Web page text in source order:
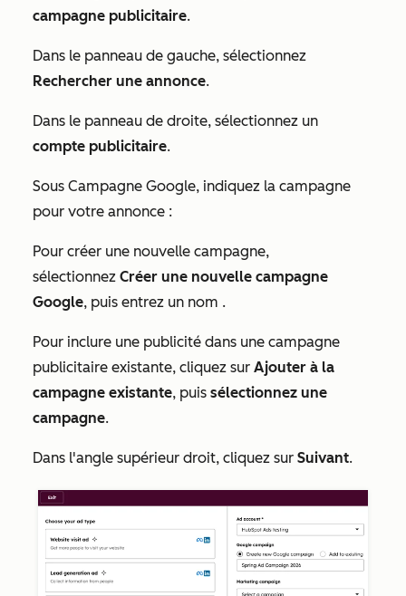
campagne publicitaire.
Dans le panneau de gauche, sélectionnez
Rechercher une annonce.
Dans le panneau de droite, sélectionnez un
compte publicitaire.
Sous Campagne Google, indiquez la campagne
pour votre annonce :
Pour créer une nouvelle campagne,
sélectionnez Créer une nouvelle campagne
Google, puis entrez un nom .
Pour inclure une publicité dans une campagne
publicitaire existante, cliquez sur Ajouter à la
campagne existante, puis sélectionnez une
campagne.
Dans l'angle supérieur droit, cliquez sur Suivant.